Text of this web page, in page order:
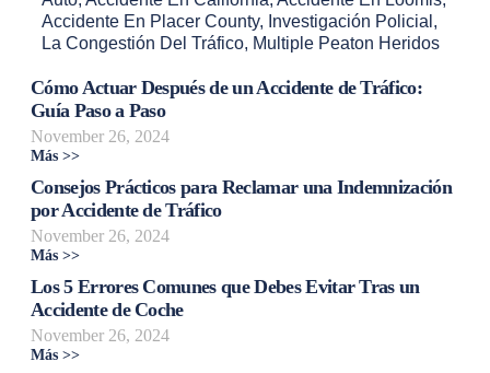
Accidente En Placer County, Investigación Policial ,
La Congestión Del Tráfico, Multiple Peaton Heridos
Cómo Actuar Después de un Accidente de Tráfico:
Guía Paso a Paso
November 26, 2024
Más >>
Consejos Prácticos para Reclamar una Indemnización
por Accidente de Tráfico
November 26, 2024
Más >>
Los 5 Errores Comunes que Debes Evitar Tras un
Accidente de Coche
November 26, 2024
Más >>